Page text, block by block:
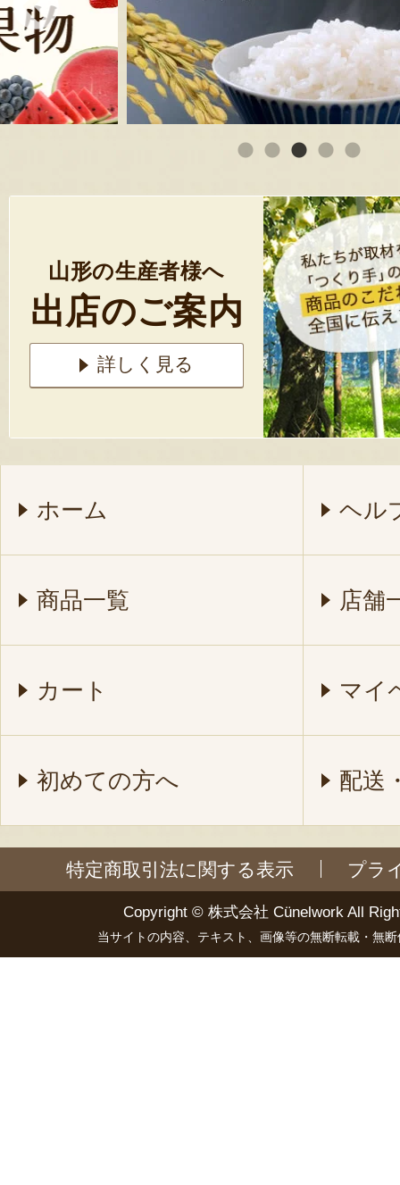
山形の生産者様へ
出店のご案内
詳しく見る
ホーム ヘル
商品一覧 店舗
カート マイ
初めての方へ 配送
特定商取引法に関する表示 プラ
Copyright © 株式会社 Cünelwork All
当サイトの内容、テキスト、画像等の無断転載・無